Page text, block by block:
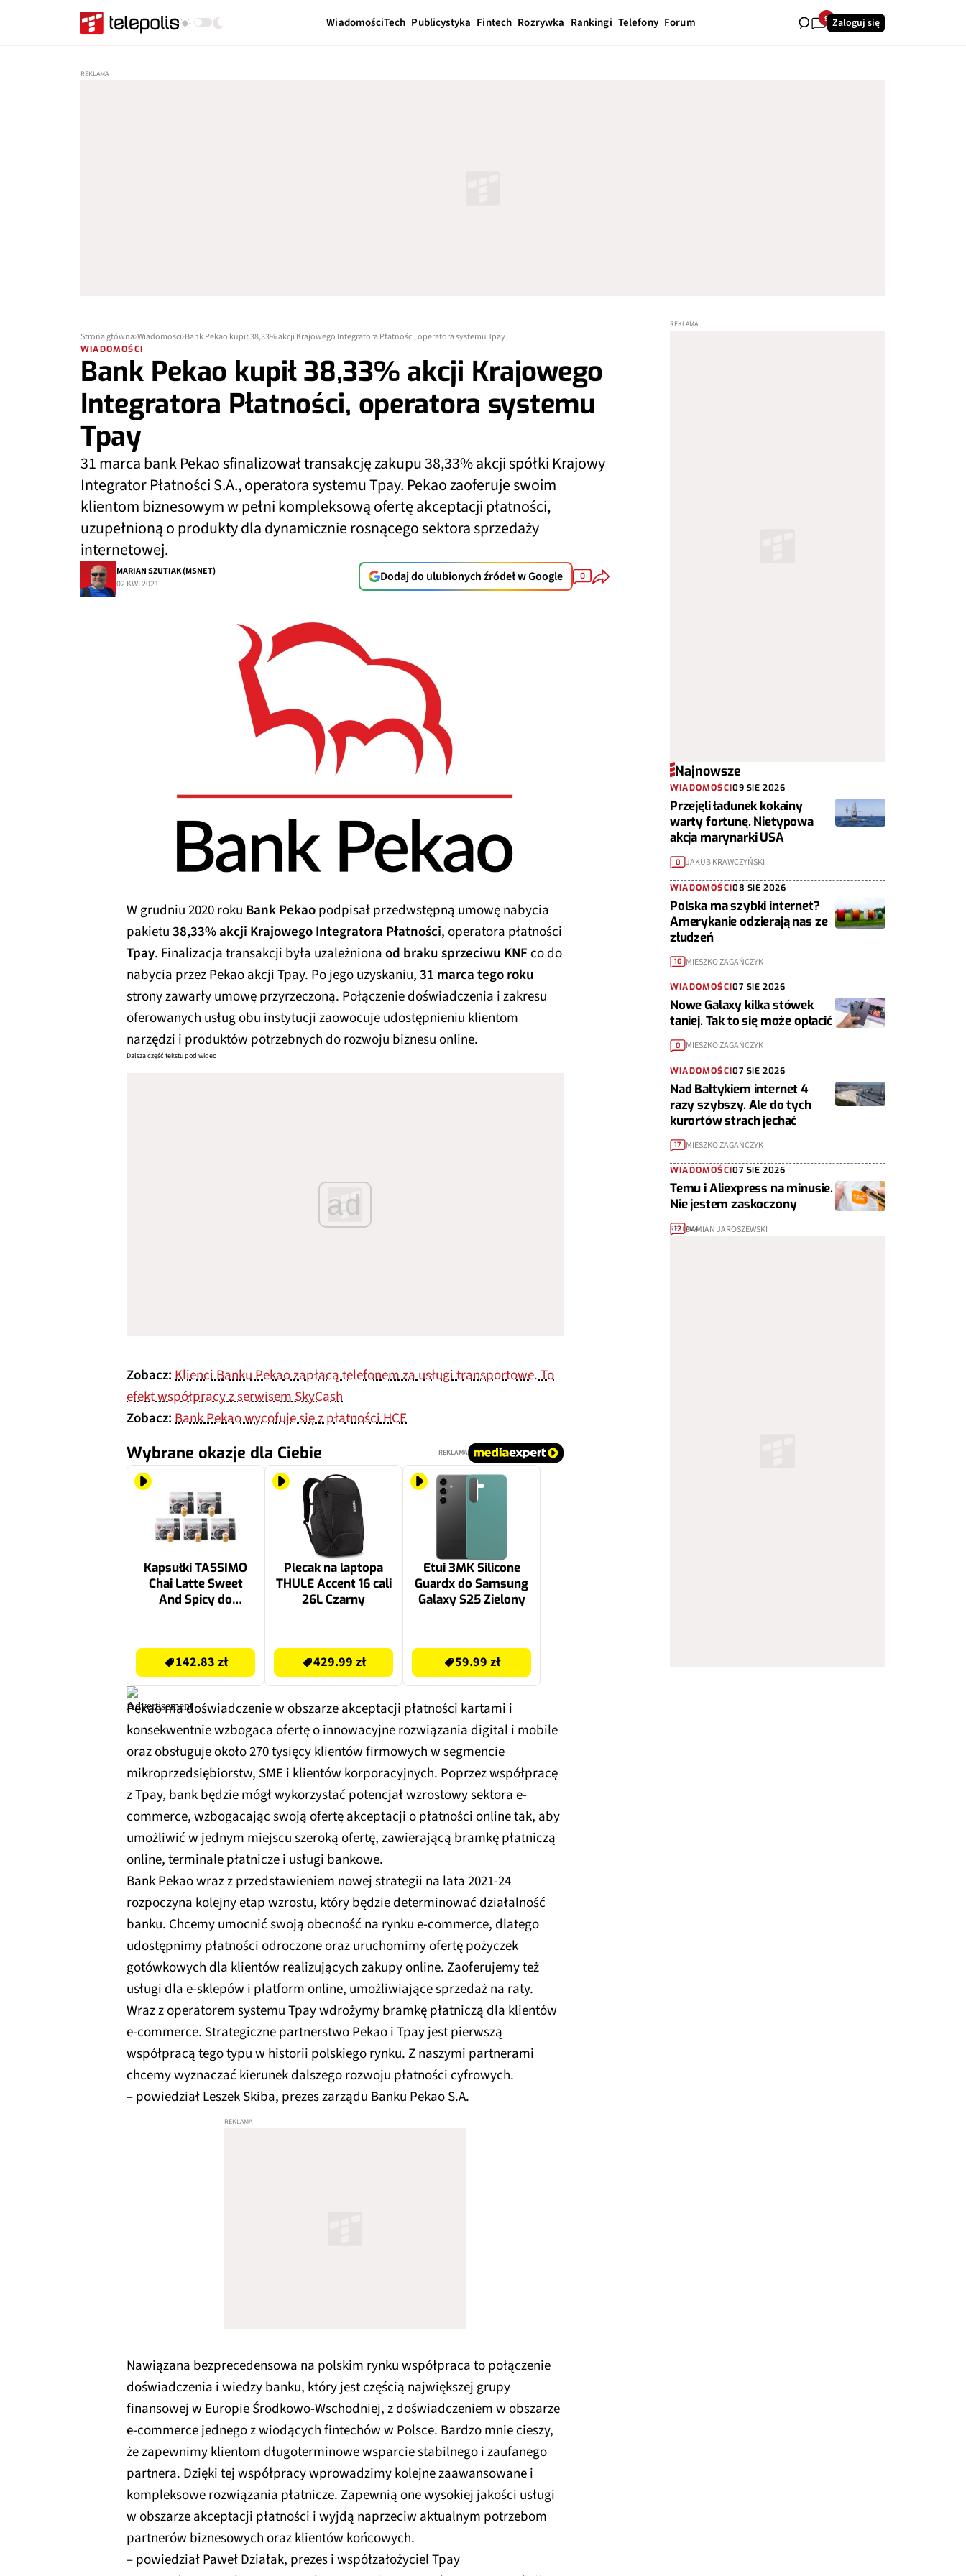
WiadomościTech Publicystyka Fintech Rozrywka Rankingi Telefony Forum 9 Zaloguj się
Strona główna Wiadomości Bank Pekao kupił 38,33% akcji Krajowego Integratora Płatności, operatora systemu Tpay
WIADOMOŚCI
Bank Pekao kupił 38,33% akcji Krajowego
Integratora Płatności, operatora systemu
Tpay
31 marca bank Pekao sfinalizował transakcję zakupu 38,33% akcji spółki Krajowy
Integrator Płatności S.A., operatora systemu Tpay. Pekao zaoferuje swoim
klientom biznesowym w pełni kompleksową ofertę akceptacji płatności,
uzupełnioną o produkty dla dynamicznie rosnącego sektora sprzedaży
internetowej.
MARIAN SZUTIAK (MSNET)
02 KWI 2021
Dodaj do ulubionych źródeł w Google 0
W grudniu 2020 roku Bank Pekaopodpisał przedwstępną umowę nabycia
pakietu38,33% akcji Krajowego Integratora Płatności, operatora płatności
Tpay. Finalizacja transakcji była uzależnionaod braku sprzeciwu KNFco do
nabycia przez Pekao akcji Tpay. Po jego uzyskaniu,31 marca tego roku
strony zawarły umowę przyrzeczoną. Połączenie doświadczenia i zakresu
oferowanych usług obu instytucji zaowocuje udostępnieniu klientom
narzędzi i produktów potrzebnych do rozwoju biznesu online.
Dalsza część tekstu pod wideo
ad
Zobacz:Klienci Banku Pekao zapłacą telefonem za usługi transportowe. To
efekt współpracy z serwisem SkyCash
Zobacz:Bank Pekao wycofuje się z płatności HCE
Wybrane okazje dla Ciebie REKLAMA
Kapsułki TASSIMO
Chai Latte Sweet
And Spicy do
142.83 zł
Plecak na laptopa
THULE Accent 16 cali
26L Czarny
429.99 zł
Etui 3MK Silicone
Guardx do Samsung
Galaxy S25 Zielony
59.99 zł
Pekao ma doświadczenie w obszarze akceptacji płatności kartami i
konsekwentnie wzbogaca ofertę o innowacyjne rozwiązania digital i mobile
oraz obsługuje około 270 tysięcy klientów firmowych w segmencie
mikroprzedsiębiorstw, SME i klientów korporacyjnych. Poprzez współpracę
z Tpay, bank będzie mógł wykorzystać potencjał wzrostowy sektora e-
commerce, wzbogacając swoją ofertę akceptacji o płatności online tak, aby
umożliwić w jednym miejscu szeroką ofertę, zawierającą bramkę płatniczą
online, terminale płatnicze i usługi bankowe.
Bank Pekao wraz z przedstawieniem nowej strategii na lata 2021-24
rozpoczyna kolejny etap wzrostu, który będzie determinować działalność
banku. Chcemy umocnić swoją obecność na rynku e-commerce, dlatego
udostępnimy płatności odroczone oraz uruchomimy ofertę pożyczek
gotówkowych dla klientów realizujących zakupy online. Zaoferujemy też
usługi dla e-sklepów i platform online, umożliwiające sprzedaż na raty.
Wraz z operatorem systemu Tpay wdrożymy bramkę płatniczą dla klientów
e-commerce. Strategiczne partnerstwo Pekao i Tpay jest pierwszą
współpracą tego typu w historii polskiego rynku. Z naszymi partnerami
chcemy wyznaczać kierunek dalszego rozwoju płatności cyfrowych.
– powiedział Leszek Skiba, prezes zarządu Banku Pekao S.A.
Nawiązana bezprecedensowa na polskim rynku współpraca to połączenie
doświadczenia i wiedzy banku, który jest częścią największej grupy
finansowej w Europie Środkowo-Wschodniej, z doświadczeniem w obszarze
e-commerce jednego z wiodących fintechów w Polsce. Bardzo mnie cieszy,
że zapewnimy klientom długoterminowe wsparcie stabilnego i zaufanego
partnera. Dzięki tej współpracy wprowadzimy kolejne zaawansowane i
kompleksowe rozwiązania płatnicze. Zapewnią one wysokiej jakości usługi
w obszarze akceptacji płatności i wyjdą naprzeciw aktualnym potrzebom
partnerów biznesowych oraz klientów końcowych.
– powiedział Paweł Działak, prezes i współzałożyciel Tpay
Najnowsze
WIADOMOŚCI09 SIE 2026
Przejęli ładunek kokainy
warty fortunę. Nietypowa
akcja marynarki USA
0 JAKUB KRAWCZYŃSKI
WIADOMOŚCI08 SIE 2026
Polska ma szybki internet?
Amerykanie odzierają nas ze
złudzeń
10 MIESZKO ZAGAŃCZYK
WIADOMOŚCI07 SIE 2026
Nowe Galaxy kilka stówek
taniej. Tak to się może opłacić
0 MIESZKO ZAGAŃCZYK
WIADOMOŚCI07 SIE 2026
Nad Bałtykiem internet 4
razy szybszy. Ale do tych
kurortów strach jechać
17 MIESZKO ZAGAŃCZYK
WIADOMOŚCI07 SIE 2026
Temu i Aliexpress na minusie.
Nie jestem zaskoczony
12 DAMIAN JAROSZEWSKI